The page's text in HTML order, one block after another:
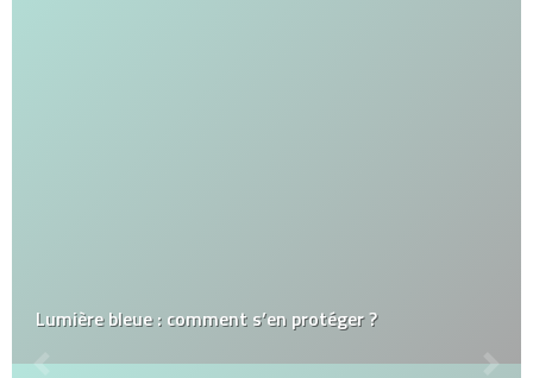
Lumière bleue : comment s’en protéger ?